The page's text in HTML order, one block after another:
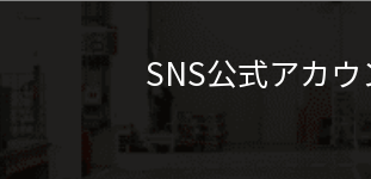
SNS公式アカ